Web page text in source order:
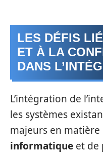
LES DÉFIS
ET À LA
DANS
L’intégration de
les systèmes
majeurs en matière
informatique et de